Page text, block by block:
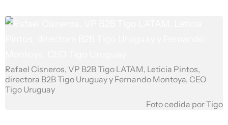
Rafael Cisneros, VP B2B Tigo LATAM, Leticia Pintos,
directora B2B Tigo Uruguay y Fernando Montoya, CEO
Tigo Uruguay
Foto cedida por Tigo